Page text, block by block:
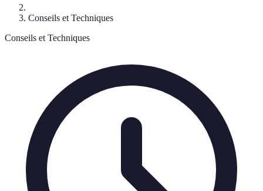
Conseils et Techniques
Conseils et Techniques